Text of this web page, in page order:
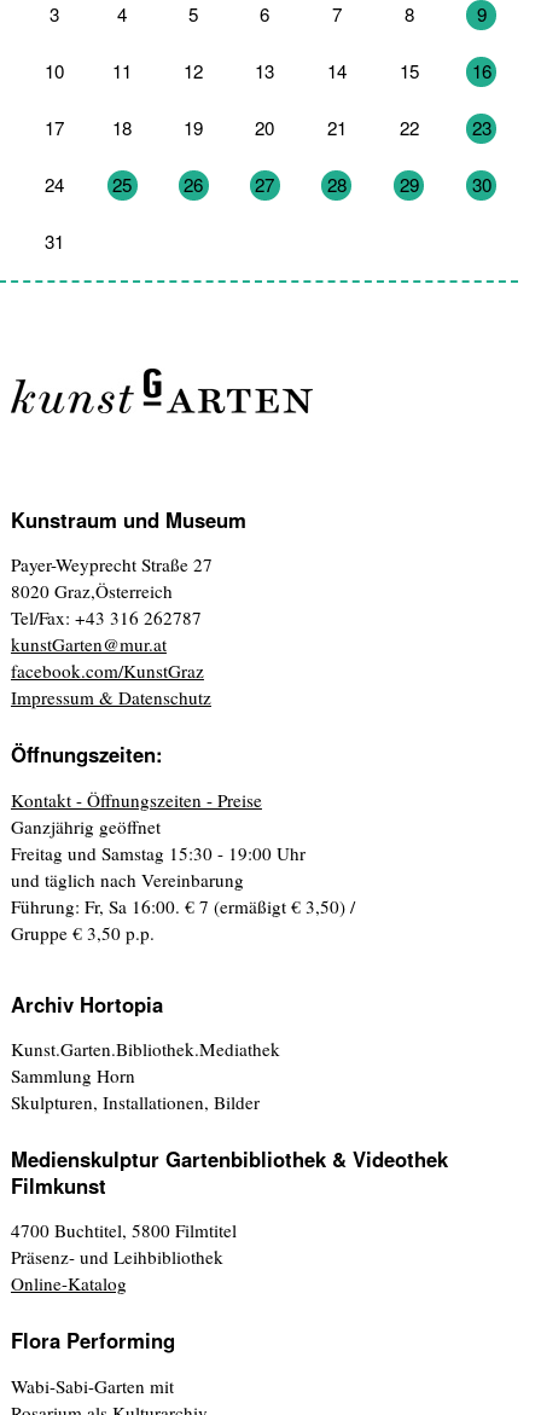
3 4 5 6 7 8 9
10 11 12 13 14 15 16
17 18 19 20 21 22 23
24 25 26 27 28 29 30
31
Kunstraum und Museum
Payer-Weyprecht Straße 27
8020 Graz,Österreich
Tel/Fax: +43 316 262787
kunstGarten@mur.at
facebook.com/KunstGraz
Impressum & Datenschutz
Öffnungszeiten:
Kontakt - Öffnungszeiten - Preise
Ganzjährig geöffnet
Freitag und Samstag 15:30 - 19:00 Uhr
und täglich nach Vereinbarung
Führung: Fr, Sa 16:00. € 7 (ermäßigt € 3,50) /
Gruppe € 3,50 p.p.
Archiv Hortopia
Kunst.Garten.Bibliothek.Mediathek
Sammlung Horn
Skulpturen, Installationen, Bilder
Medienskulptur Gartenbibliothek & Videothek
Filmkunst
4700 Buchtitel, 5800 Filmtitel
Präsenz- und Leihbibliothek
Online-Katalog
Flora Performing
Wabi-Sabi-Garten mit